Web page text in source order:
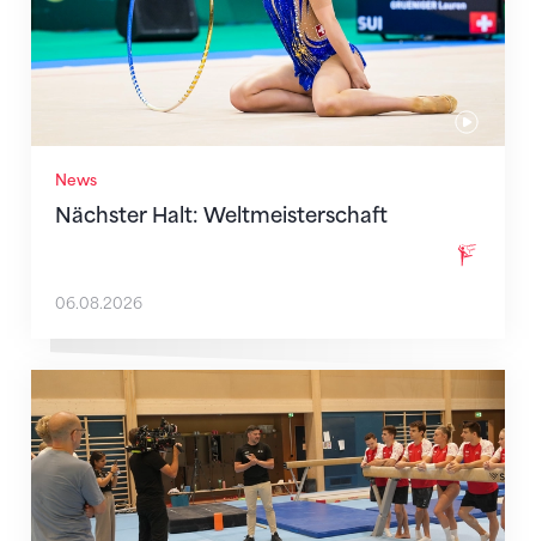
News
Nächster Halt: Weltmeisterschaft
06.08.2026
Mit klaren Zielen nach Zagreb